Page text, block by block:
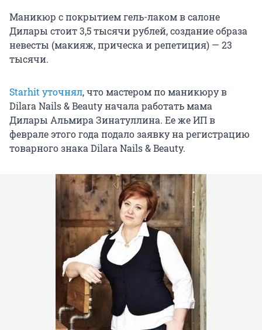
Маникюр с покрытием гель-лаком в салоне
Дилары стоит 3,5 тысячи рублей, создание образа
невесты (макияж, прическа и репетиция) — 23
тысячи.
Starhit уточнял, что мастером по маникюру в
Dilara Nails & Beauty начала работать мама
Дилары Альмира Зинатуллина. Ее же ИП в
феврале этого года подало заявку на регистрацию
товарного знака Dilara Nails & Beauty.